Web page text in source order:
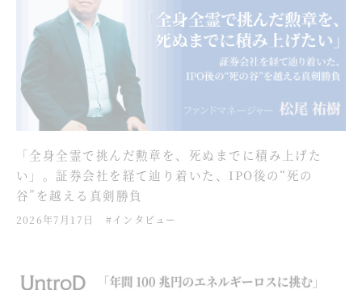
「全身全霊で挑んだ勲章を、死ぬまでに積み上げた
い」。証券会社を経て辿り着いた、IPO後の“死の
谷”を越える真剣勝負
2026年7月17日 #インタビュー